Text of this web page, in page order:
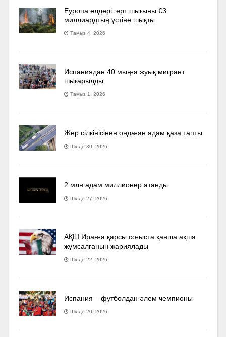
Еуропа елдері: өрт шығыны €3
миллиардтың үстіне шықты
Тамыз 4, 2026
Испаниядан 40 мыңға жуық мигрант
шығарылды
Тамыз 1, 2026
Жер сілкінісінен ондаған адам қаза тапты
Шілде 30, 2026
2 млн адам миллионер атанды
Шілде 27, 2026
АҚШ Иранға қарсы соғыста қанша ақша
жұмсалғанын жариялады
Шілде 22, 2026
Испания – футболдан әлем чемпионы
Шілде 20, 2026